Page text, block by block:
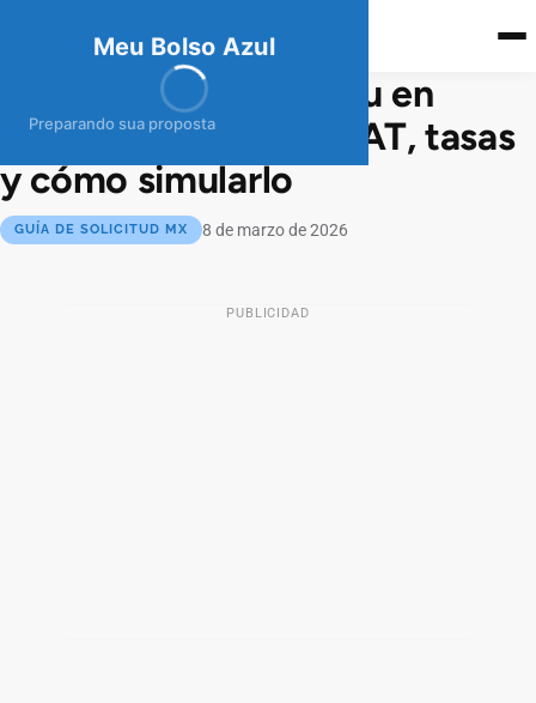
Meu Bolso Azul
Preparando sua proposta
meubolso Azul
Préstamo Personal Nu en
México: requisitos, CAT, tasas
y cómo simularlo
GUÍA DE SOLICITUD MX 8 de marzo de 2026
PUBLICIDAD